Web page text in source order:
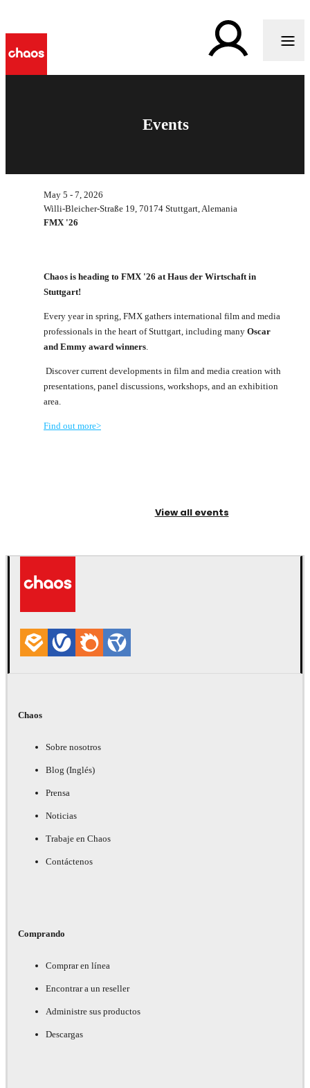
Events
May 5 - 7, 2026
Willi-Bleicher-Straße 19, 70174 Stuttgart, Alemania
FMX '26
Chaos is heading to FMX '26 at Haus der Wirtschaft in
Stuttgart!
Every year in spring, FMX gathers international film and media
professionals in the heart of Stuttgart, including many Oscar
and Emmy award winners
Discover current developments in film and media creation with
presentations, panel discussions, workshops, and an exhibition
area.
Find out more>
View all events
Chaos
Sobre nosotros
Blog (Inglés)
Prensa
Noticias
Trabaje en Chaos
Contáctenos
Comprando
Comprar en línea
Encontrar a un reseller
Administre sus productos
Descargas